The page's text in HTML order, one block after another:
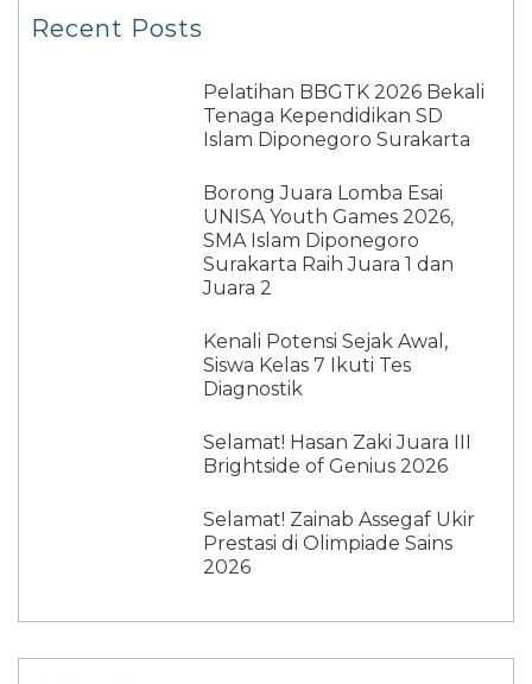
Recent Posts
Pelatihan BBGTK 2026 Bekali
Tenaga Kependidikan SD
Islam Diponegoro Surakarta
Borong Juara Lomba Esai
UNISA Youth Games 2026,
SMA Islam Diponegoro
Surakarta Raih Juara 1 dan
Juara 2
Kenali Potensi Sejak Awal,
Siswa Kelas 7 Ikuti Tes
Diagnostik
Selamat! Hasan Zaki Juara III
Brightside of Genius 2026
Selamat! Zainab Assegaf Ukir
Prestasi di Olimpiade Sains
2026